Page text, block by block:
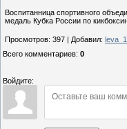
Воспитанница спортивного
медаль Кубка России по
Просмотров: 397 Добавил:
Всего комментариев: 0
Войдите: